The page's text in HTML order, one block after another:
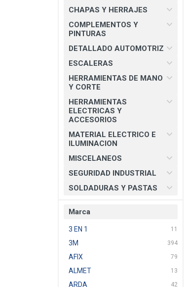
HERRAMIENTAS ELECTRICAS Y
MATERIAL ELECTRICO E
MISCELANEOS
PRODUCTOS 3M
SOLDADURAS Y PASTAS
CHAPAS Y HERRAJES
COMPLEMENTOS Y
PINTURAS
DETALLADO AUTOMOTRIZ
ESCALERAS
HERRAMIENTAS DE MANO
Y CORTE
HERRAMIENTAS
ELECTRICAS Y
ACCESORIOS
MATERIAL ELECTRICO E
ILUMINACION
MISCELANEOS
SEGURIDAD INDUSTRIAL
SOLDADURAS Y PASTAS
Marca
3 EN 1 11
3M 394
AFIX 79
ALMET 13
ARDA 42